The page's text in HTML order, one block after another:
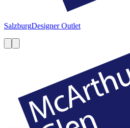
SalzburgDesigner Outlet